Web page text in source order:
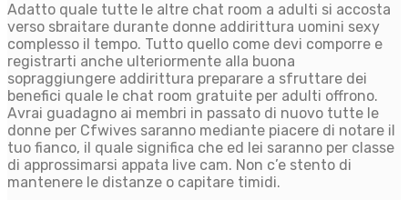
Adatto quale tutte le altre chat room a adulti si accosta
verso sbraitare durante donne addirittura uomini sexy
complesso il tempo. Tutto quello come devi comporre e
registrarti anche ulteriormente alla buona
sopraggiungere addirittura preparare a sfruttare dei
benefici quale le chat room gratuite per adulti offrono.
Avrai guadagno ai membri in passato di nuovo tutte le
donne per Cfwives saranno mediante piacere di notare il
tuo fianco, il quale significa che ed lei saranno per classe
di approssimarsi appata live cam. Non c’e stento di
mantenere le distanze o capitare timidi.